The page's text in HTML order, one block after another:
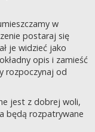
w
postaraj się
je widzieć jako
opis i zamieść
rozpoczynaj od
jest z dobrej woli,
będą rozpatrywane